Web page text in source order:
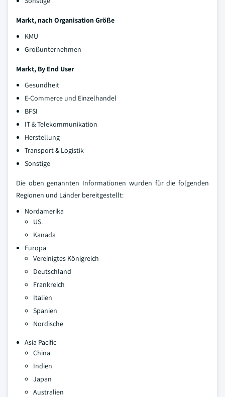
Markt, nach Organisation Größe
KMU
Großunternehmen
Markt, By End User
Gesundheit
E-Commerce und Einzelhandel
BFSI
IT & Telekommunikation
Herstellung
Transport & Logistik
Sonstige
Die oben genannten Informationen wurden für die folgenden
Regionen und Länder bereitgestellt:
Nordamerika
US.
Kanada
Europa
Vereinigtes Königreich
Deutschland
Frankreich
Italien
Spanien
Nordische
Asia Pacific
China
Indien
Japan
Australien